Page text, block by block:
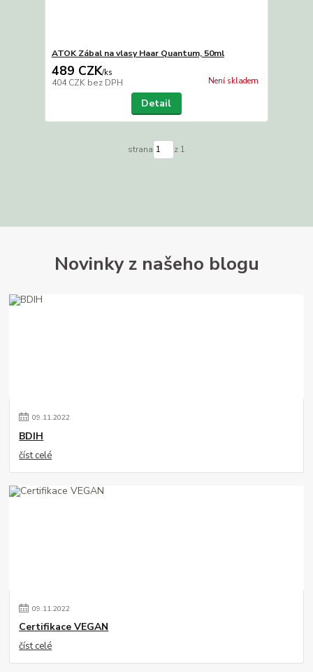
ATOK Zábal na vlasy Haar Quantum, 50ml
489 CZK/ks
404 CZK bez DPH Není skladem
Detail
strana z 1
Novinky z našeho blogu
09.11.2022
BDIH
číst celé
09.11.2022
Certifikace VEGAN
číst celé